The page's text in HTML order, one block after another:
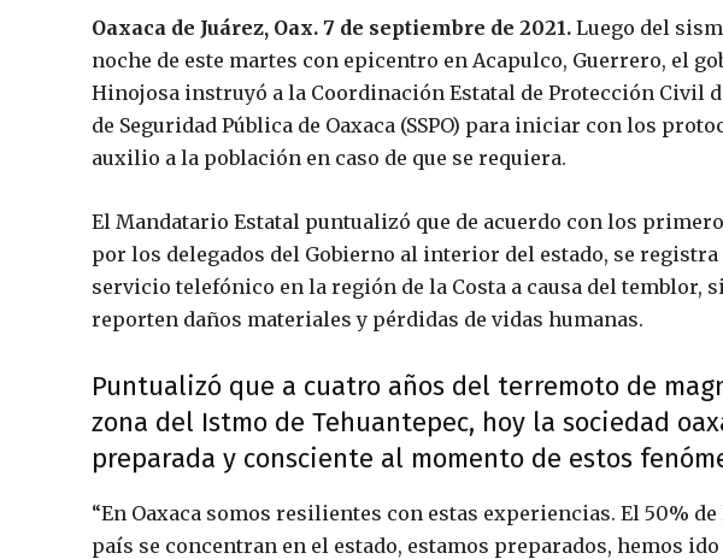
Oaxaca de Juárez, Oax. 7 de septiembre de 2021. Luego del
noche de este martes con epicentro en Acapulco, Guerrero, el
Hinojosa instruyó a la Coordinación Estatal de Protección Civil de
de Seguridad Pública de Oaxaca (SSPO) para iniciar con los
auxilio a la población en caso de que se requiera.
El Mandatario Estatal puntualizó que de acuerdo con los
por los delegados del Gobierno al interior del estado, se
servicio telefónico en la región de la Costa a causa del temblor,
reporten daños materiales y pérdidas de vidas humanas.
Puntualizó que a cuatro años del terremoto de
zona del Istmo de Tehuantepec, hoy la sociedad
preparada y consciente al momento de estos
“En Oaxaca somos resilientes con estas experiencias. El 50%
país se concentran en el estado, estamos preparados, hemos